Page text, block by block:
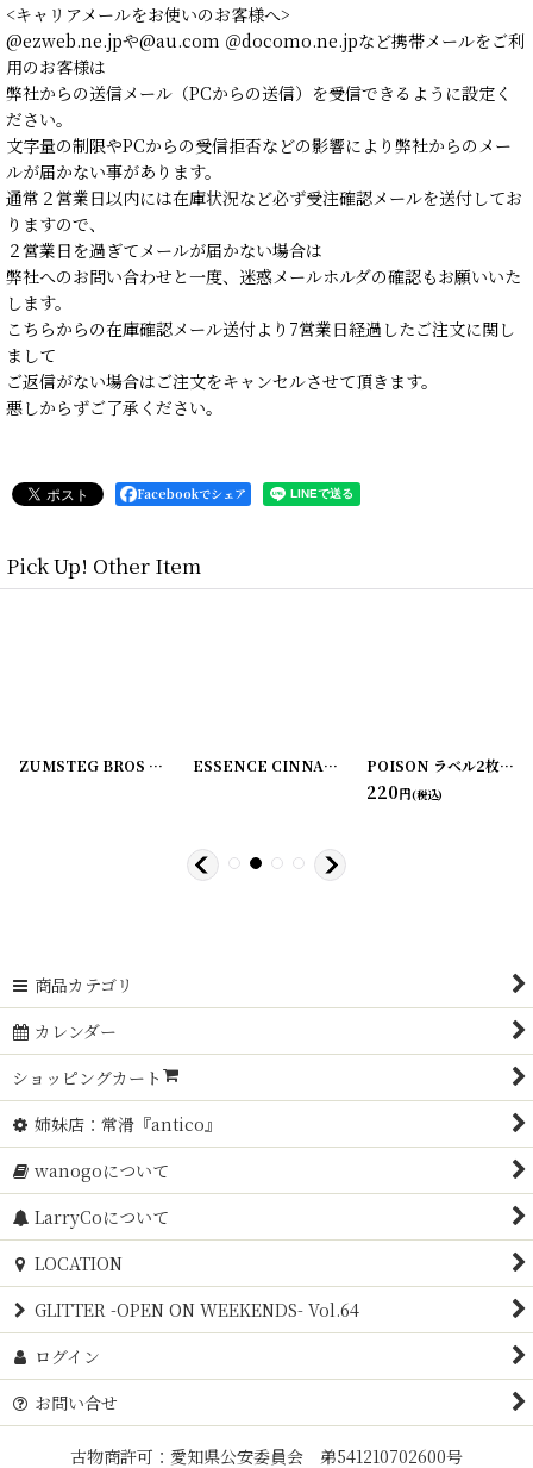
<キャリアメールをお使いのお客様へ>
@ezweb.ne.jpや@au.com ＠docomo.ne.jpなど携帯メールをご利
用のお客様は
弊社からの送信メール（PCからの送信）を受信できるように設定く
ださい。
文字量の制限やPCからの受信拒否などの影響により弊社からのメー
ルが届かない事があります。
通常２営業日以内には在庫状況など必ず受注確認メールを送付してお
りますので、
２営業日を過ぎてメールが届かない場合は
弊社へのお問い合わせと一度、迷惑メールホルダの確認もお願いいた
します。
こちらからの在庫確認メール送付より7営業日経過したご注文に関し
まして
ご返信がない場合はご注文をキャンセルさせて頂きます。
悪しからずご了承ください。
Facebookでシェア
Pick Up! Other Item
220107-2] 220107-3]
ZUMSTEG BROS ラベル2枚セット [ 220107-4]
ESSENCE CINNAMON ラベル2枚セット C.M. VAN FLEET POISON ラベル2枚セット ZUMSTEG BROS
220円(税込)
商品カテゴリ
カレンダー
ショッピングカート
姉妹店：常滑『antico』
wanogoについて
LarryCoについて
LOCATION
GLITTER -OPEN ON WEEKENDS- Vol.64
ログイン
お問い合せ
古物商許可：愛知県公安委員会 弟541210702600号